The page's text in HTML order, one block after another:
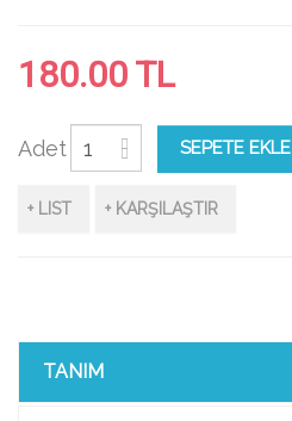
180.00 TL
Adet SEPETE EKLE
+ LIST + KARŞILAŞTIR
TANIM